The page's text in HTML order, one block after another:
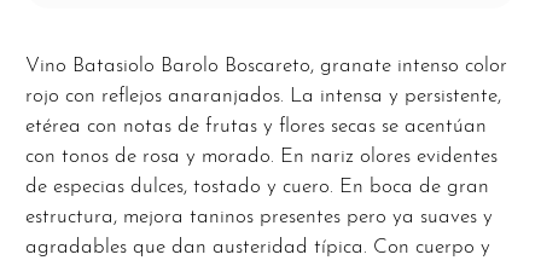
Vino Batasiolo Barolo Boscareto, granate intenso color
rojo con reflejos anaranjados. La intensa y persistente,
etérea con notas de frutas y flores secas se acentúan
con tonos de rosa y morado. En nariz olores evidentes
de especias dulces, tostado y cuero. En boca de gran
estructura, mejora taninos presentes pero ya suaves y
agradables que dan austeridad típica. Con cuerpo y